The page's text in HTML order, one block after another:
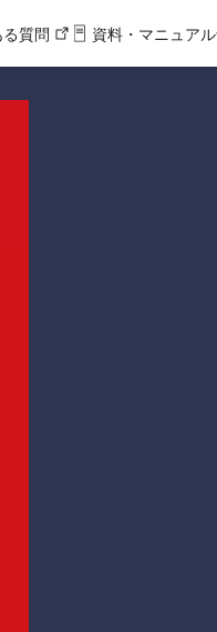
質問 資料・マニュアル